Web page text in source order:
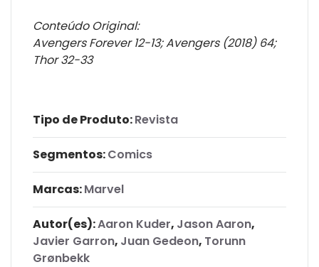
Conteúdo Original:
Avengers Forever 12-13; Avengers (2018) 64;
Thor 32-33
Tipo de Produto:Revista
Segmentos:Comics
Marcas:Marvel
Autor(es):Aaron Kuder, Jason Aaron,
Javier Garron, Juan Gedeon, Torunn
Grønbekk